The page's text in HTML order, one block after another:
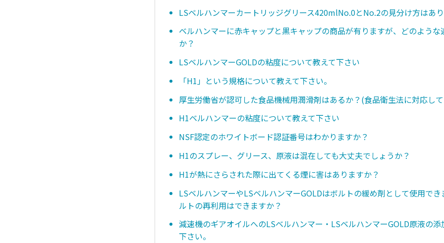
LSベルハンマーカートリッジグリース420mlNo.0とNo.2の見分け方はあ
ベルハンマーに赤キャップと黒キャップの商品が有りますが、どのような
か？
LSベルハンマーGOLDの粘度について教えて下さい
「H1」という規格について教えて下さい。
厚生労働省が認可した食品機械用潤滑剤はあるか？(食品衛生法に対応し
H1ベルハンマーの粘度について教えて下さい
NSF認定のホワイトボード認証番号はわかりますか？
H1のスプレー、グリース、原液は混在しても大丈夫でしょうか？
H1が熱にさらされた際に出てくる煙に害はありますか？
LSベルハンマーやLSベルハンマーGOLDはボルトの緩め剤として使用で
ルトの再利用はできますか？
減速機のギアオイルへのLSベルハンマー・LSベルハンマーGOLD原液の添
下さい。